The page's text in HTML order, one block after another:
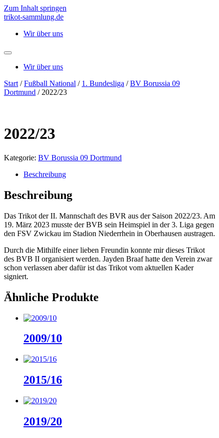
Zum Inhalt springen
trikot-sammlung.de
Wir über uns
Wir über uns
Start /Fußball National / 1. Bundesliga /BV Borussia 09
Dortmund / 2022/23
2022/23
Kategorie: BV Borussia 09 Dortmund
Beschreibung
Beschreibung
Das Trikot der II. Mannschaft des BVR aus der Saison 2022/23. Am
19. März 2023 musste der BVB sein Heimspiel in der 3. Liga gegen
den FSV Zwickau im Stadion Niederrhein in Oberhausen austragen.
Durch die Mithilfe einer lieben Freundin konnte mir dieses Trikot
des BVB II organisiert werden. Jayden Braaf hatte den Verein zwar
schon verlassen aber dafür ist das Trikot vom aktuellen Kader
signiert.
Ähnliche Produkte
2009/10
2015/16
2019/20